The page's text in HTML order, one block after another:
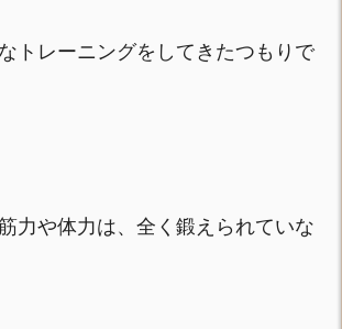
トレーニングをしてきたつもりで
力や体力は、全く鍛えられていな